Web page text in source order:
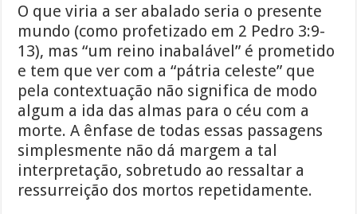
O que viria a ser abalado seria o presente
mundo (como profetizado em 2 Pedro 3:9-
13), mas “um reino inabalável” é prometido
e tem que ver com a “pátria celeste” que
pela contextuação não significa de modo
algum a ida das almas para o céu com a
morte. A ênfase de todas essas passagens
simplesmente não dá margem a tal
interpretação, sobretudo ao ressaltar a
ressurreição dos mortos repetidamente.